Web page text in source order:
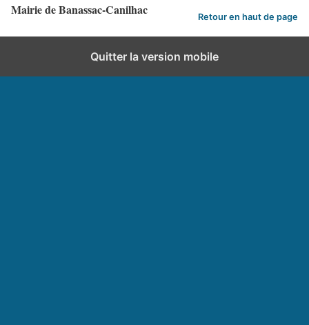
Mairie de Banassac-Canilhac Retour en haut de page
Quitter la version mobile